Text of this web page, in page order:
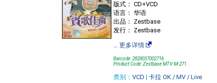
版式： CD+VCD
语言： 华语
出品： Zestbase
发行： Zestbase
… 更多详情
Barcode: 2828037002716
Product Code: Zestbase MTV-M-271
类别： VCD | 卡拉 OK / MV / Live